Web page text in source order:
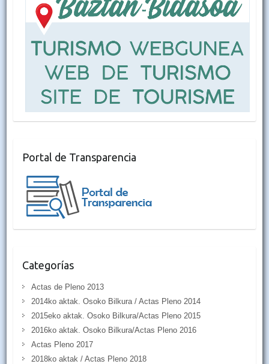
Portal de Transparencia
Categorías
Actas de Pleno 2013
2014ko aktak. Osoko Bilkura / Actas Pleno 2014
2015eko aktak. Osoko Bilkura/Actas Pleno 2015
2016ko aktak. Osoko Bilkura/Actas Pleno 2016
Actas Pleno 2017
2018ko aktak / Actas Pleno 2018